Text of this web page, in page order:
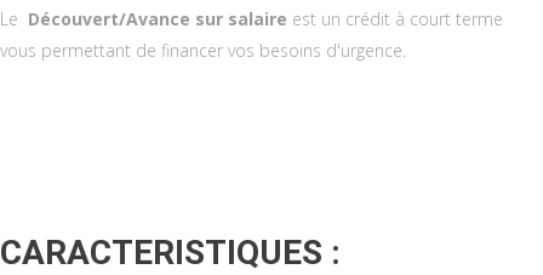
Le Découvert/Avance sur salaire est un crédit à court terme
vous permettant de financer vos besoins d'urgence.
CARACTERISTIQUES :